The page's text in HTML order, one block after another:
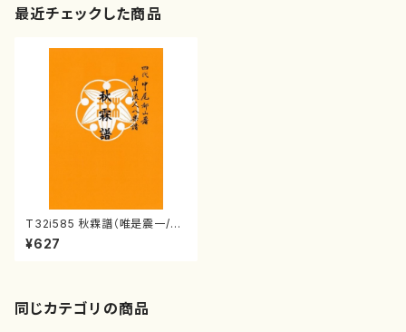
最近チェックした商品
T32i585 秋霖譜（唯是震一/楽
譜）都山流公刊楽譜曲番:2301
¥627
同じカテゴリの商品